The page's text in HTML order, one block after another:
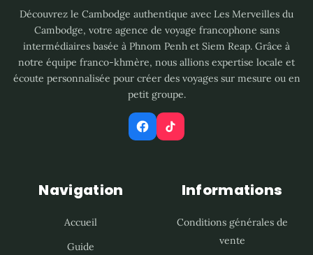
Découvrez le Cambodge authentique avec Les Merveilles du
Cambodge, votre agence de voyage francophone sans
intermédiaires basée à Phnom Penh et Siem Reap. Grâce à
notre équipe franco-khmère, nous allions expertise locale et
écoute personnalisée pour créer des voyages sur mesure ou en
petit groupe.
Navigation
Accueil
Guide
Informations
Conditions générales de
vente